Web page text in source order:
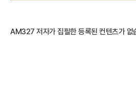
AM327 저자가 집필한 등록된 컨텐츠가 없